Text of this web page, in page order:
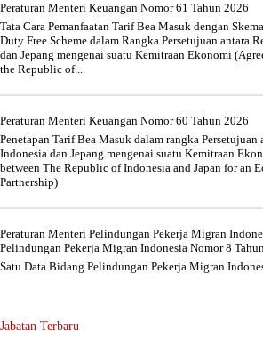
Peraturan Menteri Keuangan Nomor 61 Tahun 2026
Tata Cara Pemanfaatan Tarif Bea Masuk dengan
Duty Free Scheme dalam Rangka Persetujuan antara
dan Jepang mengenai suatu Kemitraan Ekonomi
the Republic of...
Peraturan Menteri Keuangan Nomor 60 Tahun 2026
Penetapan Tarif Bea Masuk dalam rangka
Indonesia dan Jepang mengenai suatu Kemitraan
between The Republic of Indonesia and Japan for an
Partnership)
Peraturan Menteri Pelindungan Pekerja Migran
Pelindungan Pekerja Migran Indonesia Nomor 8
Satu Data Bidang Pelindungan Pekerja Migran
Jabatan Terbaru